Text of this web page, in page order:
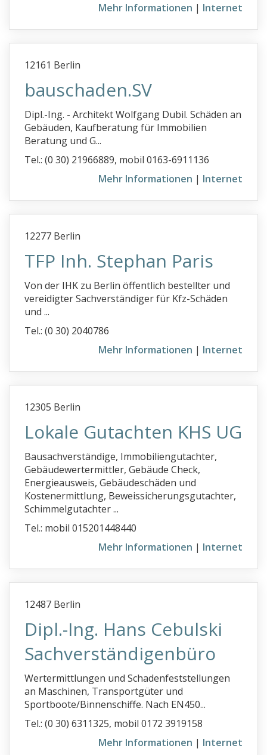
Mehr Informationen | Internet
12161 Berlin
bauschaden.SV
Dipl.-Ing. - Architekt Wolfgang Dubil. Schäden an
Gebäuden, Kaufberatung für Immobilien
Beratung und G...
Tel.: (0 30) 21966889, mobil 0163-6911136
Mehr Informationen | Internet
12277 Berlin
TFP Inh. Stephan Paris
Von der IHK zu Berlin öffentlich bestellter und
vereidigter Sachverständiger für Kfz-Schäden
und ...
Tel.: (0 30) 2040786
Mehr Informationen | Internet
12305 Berlin
Lokale Gutachten KHS UG
Bausachverständige, Immobiliengutachter,
Gebäudewertermittler, Gebäude Check,
Energieausweis, Gebäudeschäden und
Kostenermittlung, Beweissicherungsgutachter,
Schimmelgutachter ...
Tel.: mobil 015201448440
Mehr Informationen | Internet
12487 Berlin
Dipl.-Ing. Hans Cebulski
Sachverständigenbüro
Wertermittlungen und Schadenfeststellungen
an Maschinen, Transportgüter und
Sportboote/Binnenschiffe. Nach EN450...
Tel.: (0 30) 6311325, mobil 0172 3919158
Mehr Informationen | Internet